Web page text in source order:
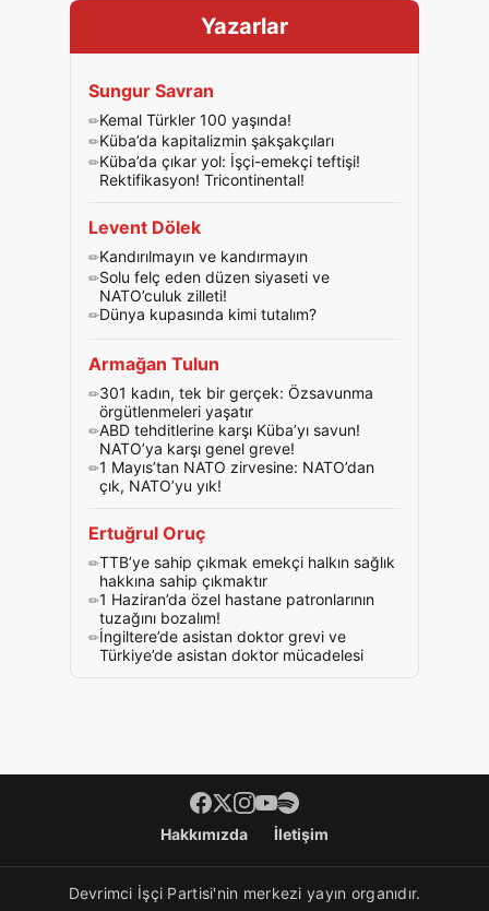
Yazarlar
Sungur Savran
Kemal Türkler 100 yaşında!
Küba’da kapitalizmin şakşakçıları
Küba’da çıkar yol: İşçi-emekçi teftişi!
Rektifikasyon! Tricontinental!
Levent Dölek
Kandırılmayın ve kandırmayın
Solu felç eden düzen siyaseti ve
NATO’culuk zilleti!
Dünya kupasında kimi tutalım?
Armağan Tulun
301 kadın, tek bir gerçek: Özsavunma
örgütlenmeleri yaşatır
ABD tehditlerine karşı Küba’yı savun!
NATO’ya karşı genel greve!
1 Mayıs’tan NATO zirvesine: NATO’dan
çık, NATO’yu yık!
Ertuğrul Oruç
TTB’ye sahip çıkmak emekçi halkın sağlık
hakkına sahip çıkmaktır
1 Haziran’da özel hastane patronlarının
tuzağını bozalım!
İngiltere’de asistan doktor grevi ve
Türkiye’de asistan doktor mücadelesi
Footer menüHakkımızda İletişim
Devrimci İşçi Partisi'nin merkezi yayın organıdır.